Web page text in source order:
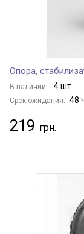
Опора,
В наличии: 4 шт.
Срок ожидания: 48
219